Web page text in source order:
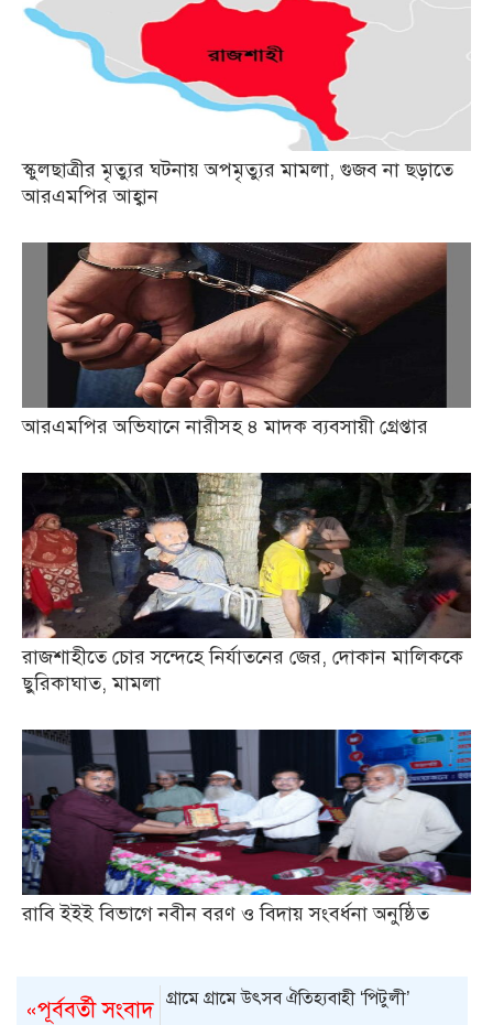
স্কুলছাত্রীর মৃত্যুর ঘটনায় অপমৃত্যুর মামলা, গুজব না ছড়াতে
আরএমপির আহ্বান
আরএমপির অভিযানে নারীসহ ৪ মাদক ব্যবসায়ী গ্রেপ্তার
রাজশাহীতে চোর সন্দেহে নির্যাতনের জের, দোকান মালিককে
ছুরিকাঘাত, মামলা
রাবি ইইই বিভাগে নবীন বরণ ও বিদায় সংবর্ধনা অনুষ্ঠিত
«পূর্ববর্তী সংবাদ গ্রামে গ্রামে উৎসব ঐতিহ্যবাহী ‘পিটুলী’